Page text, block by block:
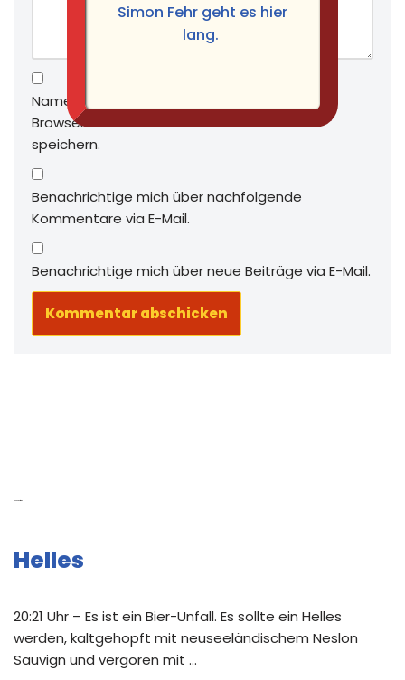
Name, E-Mail-Adresse und Website in diesem
Browser für meinen nächsten Kommentar
speichern.
Benachrichtige mich über nachfolgende
Kommentare via E-Mail.
Benachrichtige mich über neue Beiträge via E-Mail.
Helles
20:21 Uhr – Es ist ein Bier-Unfall. Es sollte ein Helles
werden, kaltgehopft mit neuseeländischem Neslon
Sauvign und vergoren mit …
Simon Fehr geht es hier
lang.